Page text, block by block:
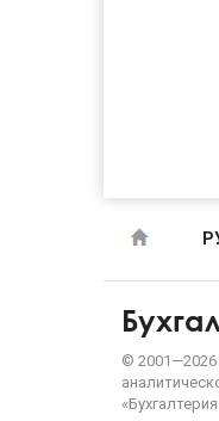
© 2001—2026